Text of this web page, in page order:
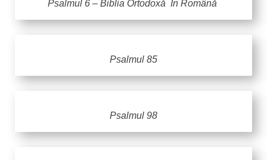
Psalmul 6 – Biblia Ortodoxă In Română
Psalmul 85
Psalmul 98